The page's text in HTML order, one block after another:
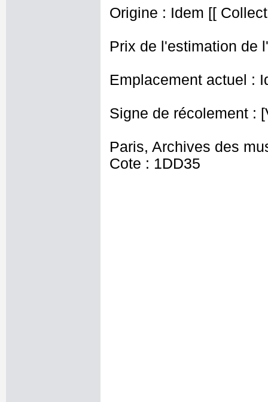
Origine : Idem [[
Prix de l'estimation de
Emplacement actuel :
Signe de récolement :
Paris, Archives des
Cote : 1DD35